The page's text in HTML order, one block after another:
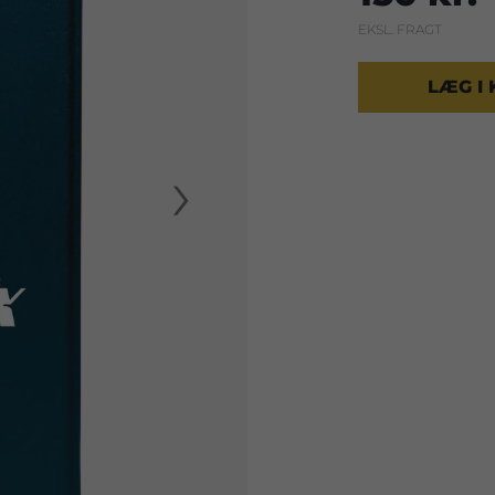
›
EKSL. FRAGT
LÆG I